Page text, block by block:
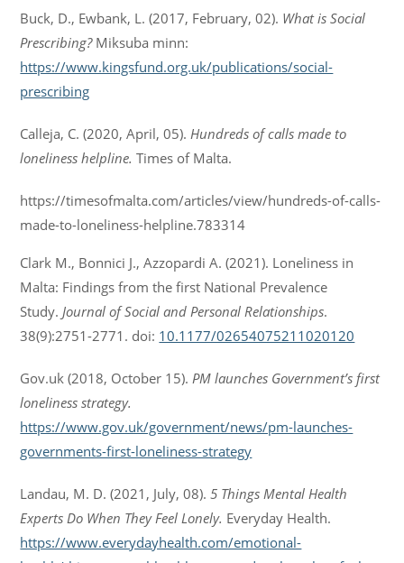
Buck, D., Ewbank, L. (2017, February, 02). What is Social
Prescribing?Miksuba minn:
https://www.kingsfund.org.uk/publications/social-
prescribing
Calleja, C. (2020, April, 05). Hundreds of calls made to
loneliness helpline.Times of Malta.
https://timesofmalta.com/articles/view/hundreds-of-calls-
made-to-loneliness-helpline.783314
Clark M., Bonnici J., Azzopardi A. (2021). Loneliness in
Malta: Findings from the first National Prevalence
Study. Journal of Social and Personal Relationships.
38(9):2751-2771. doi: 10.1177/02654075211020120
Gov.uk (2018, October 15). PM launches Government’s first
loneliness strategy.
https://www.gov.uk/government/news/pm-launches-
governments-first-loneliness-strategy
Landau, M. D. (2021, July, 08).5 Things Mental Health
Experts Do When They Feel Lonely. Everyday Health.
https://www.everydayhealth.com/emotional-